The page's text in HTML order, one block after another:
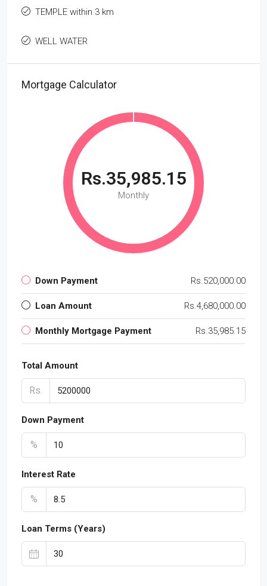
TEMPLE within 3 km
WELL WATER
Mortgage Calculator
Rs.35,985.15
Monthly
Down Payment Rs.520,000.00
Loan Amount Rs.4,680,000.00
Monthly Mortgage Payment Rs.35,985.15
Total Amount
Rs.
Down Payment
%
Interest Rate
%
Loan Terms (Years)